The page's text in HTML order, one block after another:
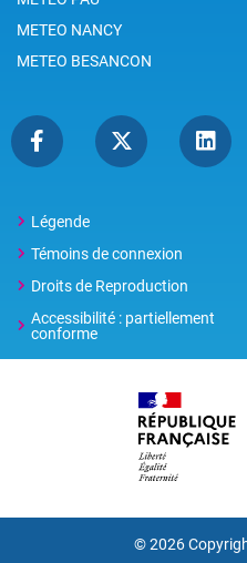
METEO NANCY
METEO BESANCON
Légende
Témoins de connexion
Droits de Reproduction
Accessibilité : partiellement
conforme
© 2026